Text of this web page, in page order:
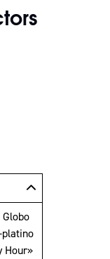
platino
Hour»